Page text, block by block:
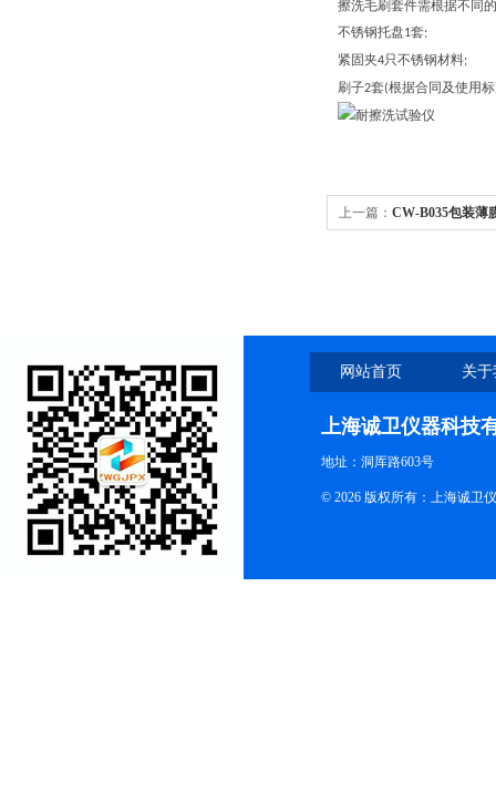
擦洗毛刷套件需根据不同
不锈钢托盘1套;
紧固夹4只不锈钢材料;
刷子2套(根据合同及使用
上一篇： CW-B035包装薄
网站首页 关
上海诚卫仪器科技
地址：洞厍路603号
© 2026 版权所有：上海诚卫